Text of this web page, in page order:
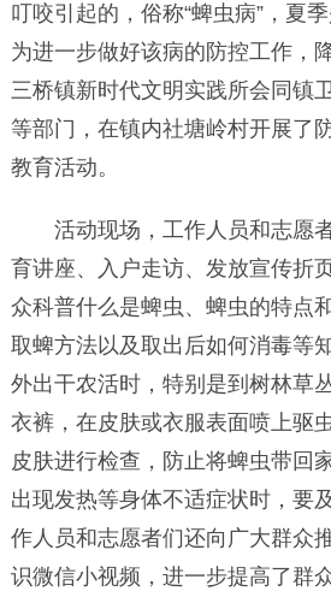
叮咬引起的，俗称“蜱虫病”，夏
为进一步做好该病的防控工作，
三桥镇新时代文明实践所会同镇
等部门，在镇内社塘岭村开展了
教育活动。
活动现场，工作人员和志愿
育讲座、入户走访、发放宣传折
众科普什么是蜱虫、蜱虫的特点
取蜱方法以及取出后如何消毒等
外出干农活时，特别是到树林草
衣裤，在皮肤或衣服表面喷上驱
皮肤进行检查，防止将蜱虫带回
出现发热等身体不适症状时，要
作人员和志愿者们还向广大群众
识微信小视频，进一步提高了群